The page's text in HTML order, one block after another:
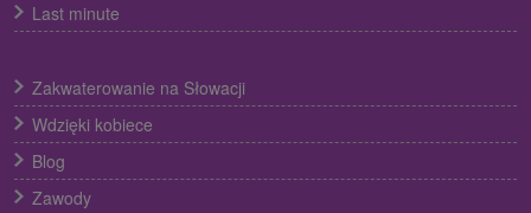
Last minute
Zakwaterowanie na Słowacji
Wdzięki kobiece
Blog
Zawody